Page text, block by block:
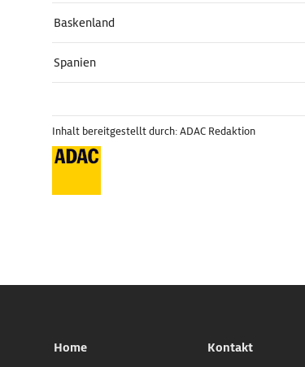
Baskenland
Spanien
Inhalt bereitgestellt durch: ADAC Redaktion
Home
Kontakt